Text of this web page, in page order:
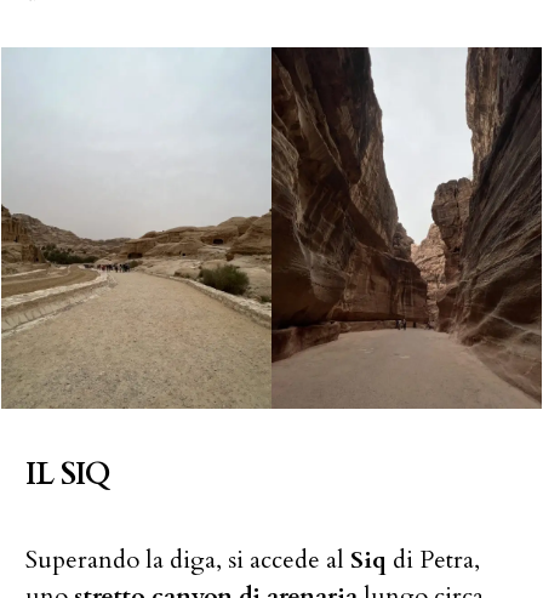
IL SIQ
Superando la diga, si accede al Siq di Petra,